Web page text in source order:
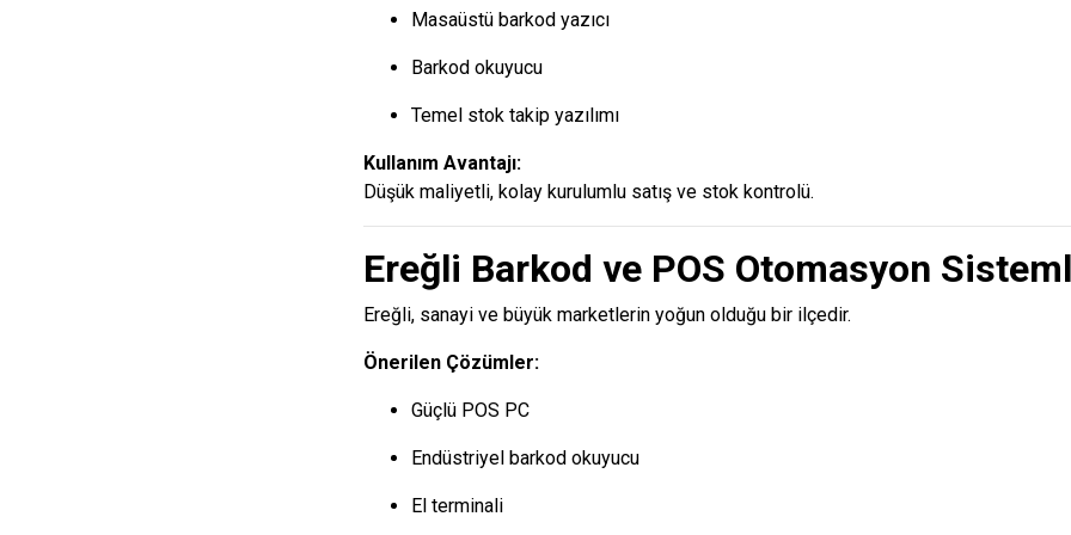
Masaüstü barkod yazıcı
Barkod okuyucu
Temel stok takip yazılımı
Kullanım Avantajı:
Düşük maliyetli, kolay kurulumlu satış ve stok kontrolü.
Ereğli Barkod ve POS Otomasyon
Ereğli, sanayi ve büyük marketlerin yoğun olduğu bir ilçedir.
Önerilen Çözümler:
Güçlü POS PC
Endüstriyel barkod okuyucu
El terminali